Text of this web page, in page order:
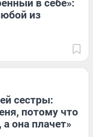
в себе»:
из
сестры:
потому что
она плачет»